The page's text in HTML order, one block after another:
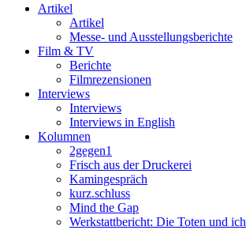
Artikel
Artikel
Messe- und Ausstellungsberichte
Film & TV
Berichte
Filmrezensionen
Interviews
Interviews
Interviews in English
Kolumnen
2gegen1
Frisch aus der Druckerei
Kamingespräch
kurz.schluss
Mind the Gap
Werkstattbericht: Die Toten und ich